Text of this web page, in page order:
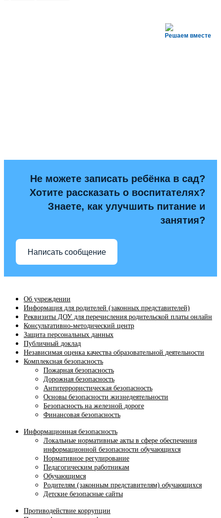
Решаем вместе
Не можете записать ребёнка в сад?
Хотите рассказать о воспитателях?
Знаете, как улучшить питание и
занятия?
Написать сообщение
Об учреждении
Информация для родителей (законных представителей)
Реквизиты ДОУ для перечисления родительской платы онлайн
Консультативно-методический центр
Защита персональных данных
Публичный доклад
Независимая оценка качества образовательной деятельности
Комплексная безопасность
Пожарная безопасность
Дорожная безопасность
Антитеррористическая безопасность
Основы безопасности жизнедеятельности
Безопасность на железной дороге
Финансовая безопасность
Информационная безопасность
Локальные нормативные акты в сфере обеспечения
информационной безопасности обучающихся
Нормативное регулирование
Педагогическим работникам
Обучающимся
Родителям (законным представителям) обучающихся
Детские безопасные сайты
Противодействие коррупции